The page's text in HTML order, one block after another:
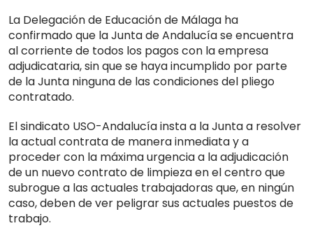
La Delegación de Educación de Málaga ha
confirmado que la Junta de Andalucía se encuentra
al corriente de todos los pagos con la empresa
adjudicataria, sin que se haya incumplido por parte
de la Junta ninguna de las condiciones del pliego
contratado.
El sindicato USO-Andalucía insta a la Junta a resolver
la actual contrata de manera inmediata y a
proceder con la máxima urgencia a la adjudicación
de un nuevo contrato de limpieza en el centro que
subrogue a las actuales trabajadoras que, en ningún
caso, deben de ver peligrar sus actuales puestos de
trabajo.